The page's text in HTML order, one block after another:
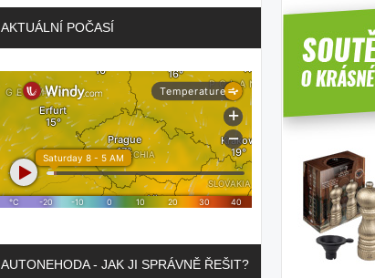
AKTUÁLNÍ POČASÍ
AUTONEHODA - JAK JI SPRÁVNĚ ŘEŠIT?